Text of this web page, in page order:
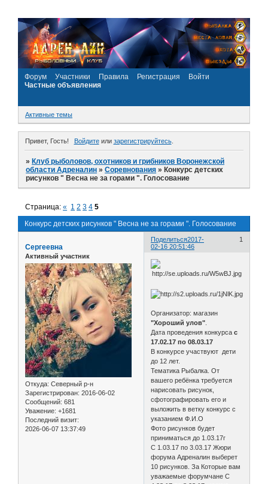
Форум Участники Правила Регистрация
Войти
Частные объявления
Активные темы
Привет, Гость! Войдитеили зарегистрируйтесь.
»Клуб рыболовов, охотников и грибников Воронежской
области Адреналин »Соревнования »Конкурс детских
рисунков " Весна не за горами ". Голосование
Конкурс детских рисунков " Весна не за горами ". Голосование
Страница:« 1 2 3 4 5
Поделиться 1
2017-
02-16 20:51:46
Сергеевна
Активный участник
Откуда: Северный р-н
Зарегистрирован: 2016-06-02
Сообщений: 681
Уважение: +1681
Последний визит:
2026-06-07 13:37:49
Организатор: магазин
"Хороший улов"
Дата проведения конкурсас
17.02.17 по 08.03.17
В конкурсе участвуют дети
до 12 лет.
Тематика Рыбалка. От
вашего ребёнка требуется
нарисовать рисунок,
сфотографировать его и
выложить в ветку конкурс с
указанием Ф.И.О
Фото рисунков будет
приниматься до 1.03.17г
С 1.03.17 по 3.03.17 Жюри
форума Адреналин выберет
10 рисунков. За Которые вам
уважаемые форумчане С